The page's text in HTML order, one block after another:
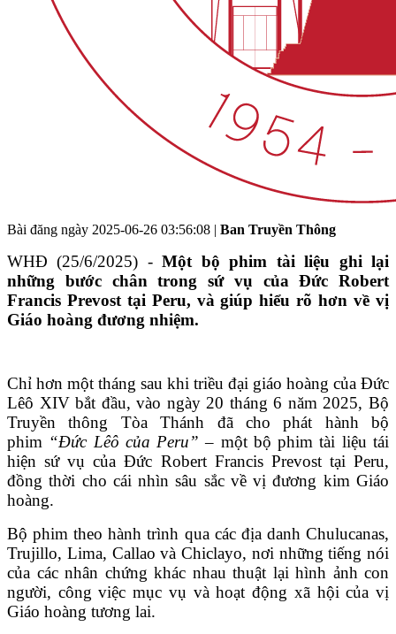
Bài đăng ngày 2025-06-26 03:56:08 | Ban Truyền Thông
WHĐ (25/6/2025) -Một bộ phim tài liệu ghi lại
những bước chân trong sứ vụ của Đức Robert
Francis Prevost tại Peru, và giúp hiểu rõ hơn về vị
Giáo hoàng đương nhiệm.
Chỉ hơn một tháng sau khi triều đại giáo hoàng của Đức
Lêô XIV bắt đầu, vào ngày 20 tháng 6 năm 2025, Bộ
Truyền thông Tòa Thánh đã cho phát hành bộ
phim “Đức Lêô của Peru” – một bộ phim tài liệu tái
hiện sứ vụ của Đức Robert Francis Prevost tại Peru,
đồng thời cho cái nhìn sâu sắc về vị đương kim Giáo
hoàng.
Bộ phim theo hành trình qua các địa danh Chulucanas,
Trujillo, Lima, Callao và Chiclayo, nơi những tiếng nói
của các nhân chứng khác nhau thuật lại hình ảnh con
người, công việc mục vụ và hoạt động xã hội của vị
Giáo hoàng tương lai.